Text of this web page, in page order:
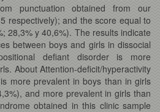
punctuation obtained from our
respectively); and the score equal to
28,3% y 40,6%). The results indicate
between boys and girls in dissocial
defiant disorder is more
About Attention-deficit/hyperactivity
more prevalent in boys than in girls
and more prevalent in girls than
obtained in this clinic sample